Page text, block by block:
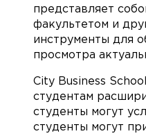
представляет
факультетом и
инструменты для
просмотра
City Business
студентам
студенты могут
студенты могут